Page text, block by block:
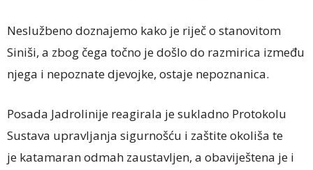
Neslužbeno doznajemo kako je riječ o stanovitom
Siniši, a zbog čega točno je došlo do razmirica između
njega i nepoznate djevojke, ostaje nepoznanica.
Posada Jadrolinije reagirala je sukladno Protokolu
Sustava upravljanja sigurnošću i zaštite okoliša te
je katamaran odmah zaustavljen, a obaviještena je i